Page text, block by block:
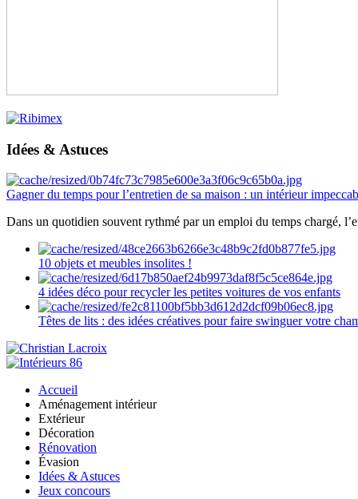
Idées & Astuces
Gagner du temps pour l’entretien de sa maison : un intérieur
Dans un quotidien souvent rythmé par un emploi du temps chargé,
10 objets et meubles insolites !
4 idées déco pour recycler les petites voitures de vos enfants
Têtes de lits : des idées créatives pour faire swinguer votre
Accueil
Aménagement intérieur
Extérieur
Décoration
Rénovation
Évasion
Idées & Astuces
Jeux concours